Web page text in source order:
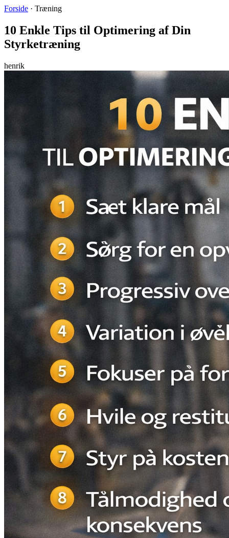
Forside · Træning
10 Enkle Tips til Optimering af Din
Styrketræning
henrik